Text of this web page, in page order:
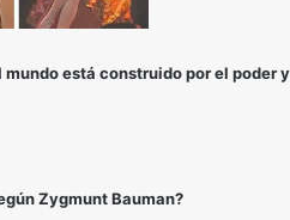
está construido por el poder y
Zygmunt Bauman?